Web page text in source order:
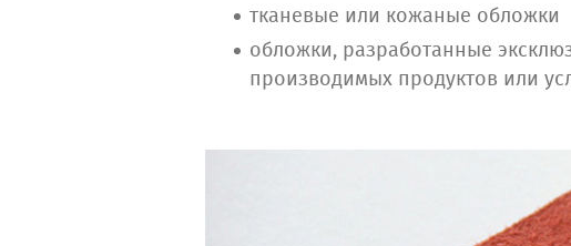
тканевые или кожаные обложки
обложки, разработанные
производимых продуктов или